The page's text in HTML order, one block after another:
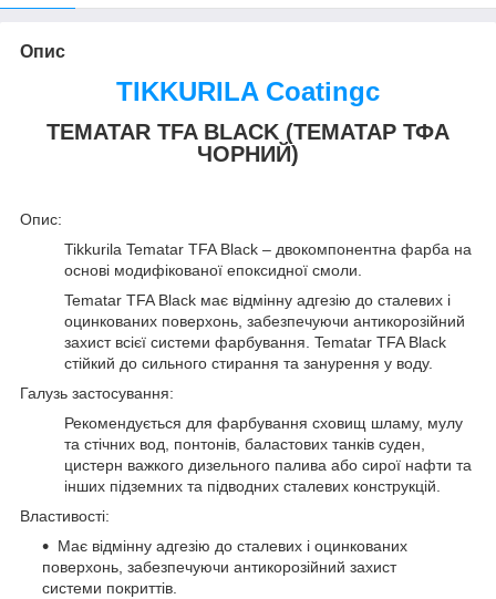
Опис
TIKKURILA Coatingc
TEMATAR TFA BLACK (ТЕМАТАР ТФА
ЧОРНИЙ)
Опис:
Tikkurila Tematar TFA Black – двокомпонентна фарба на
основі модифікованої епоксидної смоли.
Tematar TFA Black має відмінну адгезію до сталевих і
оцинкованих поверхонь, забезпечуючи антикорозійний
захист всієї системи фарбування. Tematar TFA Black
стійкий до сильного стирання та занурення у воду.
Галузь застосування:
Рекомендується для фарбування сховищ шламу, мулу
та стічних вод, понтонів, баластових танків суден,
цистерн важкого дизельного палива або сирої нафти та
інших підземних та підводних сталевих конструкцій.
Властивості:
Має відмінну адгезію до сталевих і оцинкованих
поверхонь, забезпечуючи антикорозійний захист
системи покриттів.